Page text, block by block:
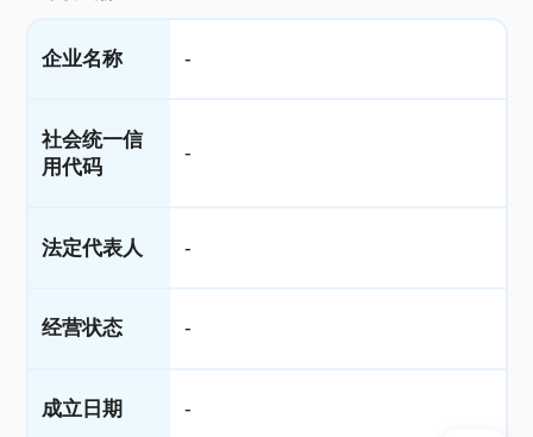
企业名称 -
社会统一信
用代码
-
法定代表人 -
经营状态 -
成立日期 -